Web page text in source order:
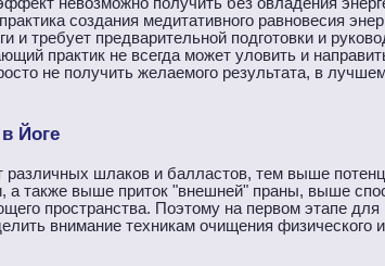
создания медитативного равновесия
и требует предварительной подготовки и
практик не всегда может уловить и
не получить желаемого результата, в
Йоге
различных шлаков и балластов, тем выше
а также выше приток "внешней" праны, выше
пространства. Поэтому на первом этапе для
внимание техникам очищения физического